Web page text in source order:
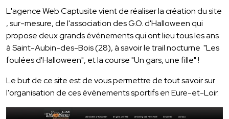
L'agence Web Captusite vient de réaliser la création du site
, sur-mesure, de l'association des G.O. d'Halloween qui
propose deux grands événements qui ont lieu tous les ans
à Saint-Aubin-des-Bois (28), à savoir le trail nocturne "Les
foulées d'Halloween", et la course "Un gars, une fille" !
Le but de ce site est de vous permettre de tout savoir sur
l'organisation de ces évènements sportifs en Eure-et-Loir.